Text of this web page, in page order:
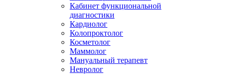
Кабинет функциональной
диагностики
Кардиолог
Колопроктолог
Косметолог
Маммолог
Мануальный терапевт
Невролог